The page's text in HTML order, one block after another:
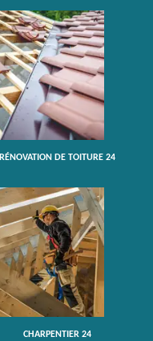
RÉNOVATION DE TOITURE 24
CHARPENTIER 24